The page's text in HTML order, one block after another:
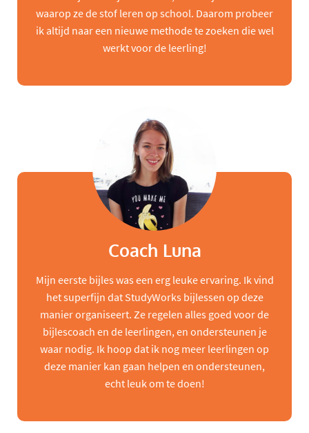
waarop ze de stof leren op school. Daarom probeer
ik altijd naar een nieuwe methode te zoeken die wel
werkt voor de leerling!
Coach Luna
Mijn eerste bijles was een erg leuke ervaring. Ik vind
het superfijn dat StudyWorks bijlessen op deze
manier organiseert. Ze regelen alles goed voor de
bijlescoach en de leerlingen, en ondersteunen je
waar nodig. Ik hoop dat ik nog meer leerlingen op
deze manier kan gaan helpen en ondersteunen,
echt leuk om te doen!